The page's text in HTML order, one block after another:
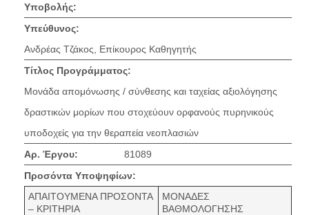
Υποβολής:
Υπεύθυνος:
Ανδρέας Τζάκος, Επίκουρος Καθηγητής
Τίτλος Προγράμματος:
Μονάδα απομόνωσης / σύνθεσης και ταχείας αξιολόγησης
δραστικών μορίων που στοχεύουν ορφανούς πυρηνικούς
υποδοχείς για την θεραπεία νεοπλασιών
Αρ. Έργου:
81089
Προσόντα Υποψηφίων:
ΑΠΑΙΤΟΥΜΕΝΑ ΠΡΟΣΟΝΤΑ
– ΚΡΙΤΗΡΙΑ
ΜΟΝΑΔΕΣ
ΒΑΘΜΟΛΟΓΗΣΗΣ